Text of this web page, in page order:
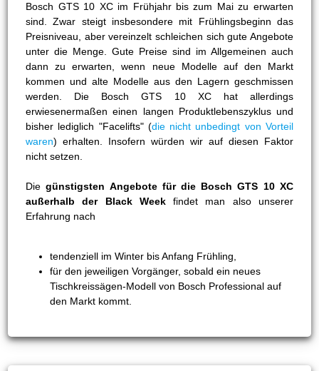
Bosch GTS 10 XC im Frühjahr bis zum Mai zu erwarten
sind. Zwar steigt insbesondere mit Frühlingsbeginn das
Preisniveau, aber vereinzelt schleichen sich gute Angebote
unter die Menge. Gute Preise sind im Allgemeinen auch
dann zu erwarten, wenn neue Modelle auf den Markt
kommen und alte Modelle aus den Lagern geschmissen
werden. Die Bosch GTS 10 XC hat allerdings
erwiesenermaßen einen langen Produktlebenszyklus und
bisher lediglich "Facelifts" (die nicht unbedingt von Vorteil
waren) erhalten. Insofern würden wir auf diesen Faktor
nicht setzen.
Diegünstigsten Angebote für die Bosch GTS 10 XC
außerhalb der Black Weekfindet man also unserer
Erfahrung nach
tendenziell im Winter bis Anfang Frühling,
für den jeweiligen Vorgänger, sobald ein neues
Tischkreissägen-Modell von Bosch Professional auf
den Markt kommt.